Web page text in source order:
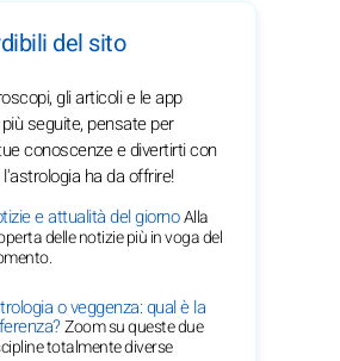
del sito
gli articoli e le app
seguite, pensate per
conoscenze e divertirti con
ha da offrire!
e attualità del giornoAlla
delle notizie più in voga del
o veggenza: qual è la
Zoom su queste due
totalmente diverse